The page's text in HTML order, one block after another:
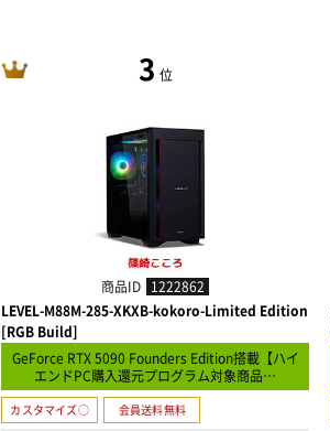
3 位
商品ID 1222862
LEVEL-M88M-285-XKXB-kokoro-Limited Edition
[RGB Build]
GeForce RTX 5090 Founders Edition搭載【ハイ
エンドPC購入還元プログラム対象商品…
カスタマイズ○ 会員送料無料